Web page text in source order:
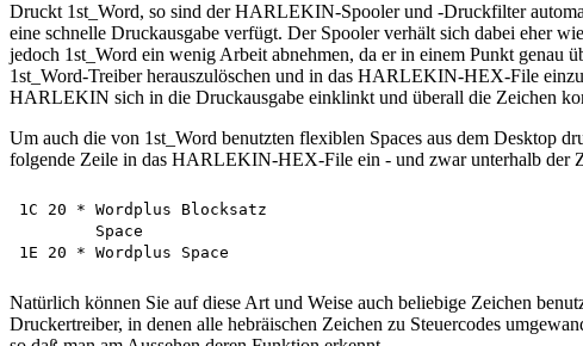
Druckt 1st_Word, so sind der HARLEKIN-Spooler und -Druckfilter
eine schnelle Druckausgabe verfügt. Der Spooler verhält sich dabei eher
jedoch 1st_Word ein wenig Arbeit abnehmen, da er in einem Punkt genau
1st_Word-Treiber herauszulöschen und in das HARLEKIN-HEX-File
HARLEKIN sich in die Druckausgabe einklinkt und überall die Zeichen
Um auch die von 1st_Word benutzten flexiblen Spaces aus dem Desktop
folgende Zeile in das HARLEKIN-HEX-File ein - und zwar unterhalb
1C 20 * Wordplus Blocksatz
        Space
Natürlich können Sie auf diese Art und Weise auch beliebige Zeichen
Druckertreiber, in denen alle hebräischen Zeichen zu Steuercodes